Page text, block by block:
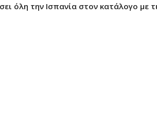
όλη την Ισπανία στον κατάλογο με